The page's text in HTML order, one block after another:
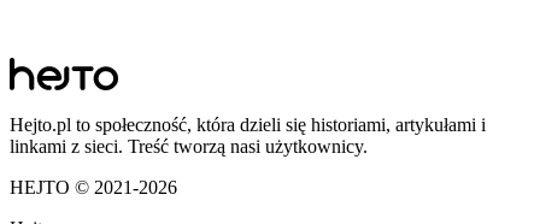
Hejto.pl to społeczność, która dzieli się historiami, artykułami i
linkami z sieci. Treść tworzą nasi użytkownicy.
HEJTO © 2021-2026